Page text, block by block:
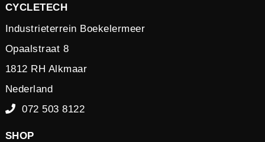
CYCLETECH
Industrieterrein Boekelermeer
Opaalstraat 8
1812 RH Alkmaar
Nederland
072 503 8122
SHOP